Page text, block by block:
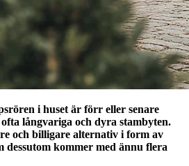
i huset är förr eller senare
långvariga och dyra stambyten.
och billigare alternativ i form av
dessutom kommer med ännu flera